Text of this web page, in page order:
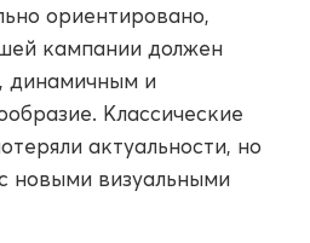
ориентировано,
кампании должен
динамичным и
Классические
актуальности, но
новыми визуальными